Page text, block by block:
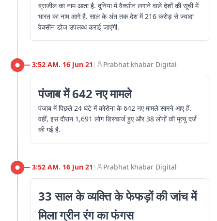
ब्राजील का नाम आता है. दुनिया में वैक्सीन लगाने वाले देशों की सूची में
भारत का नाम आगे है. साल के अंत तक देश में 216 करोड़ से ज्यादा
वैक्सीन डोज उपलब्ध कराई जाएंगी.
3:52 AM. 16 Jun 21 | Prabhat khabar Digital
पंजाब में 642 नए मामले
पंजाब में पिछले 24 घंटे में कोरोना के 642 नए मामले सामने आए हैं.
वहीं, इस दौरान 1,691 लोग डिस्चार्ज हुए और 38 लोगों की मृत्यु दर्ज
की गई है.
3:52 AM. 16 Jun 21 | Prabhat khabar Digital
33 साल के व्यक्ति के फेफड़ों की जांच में
मिला ग्रीन रंग का फंगस